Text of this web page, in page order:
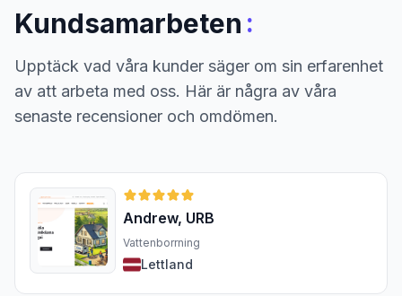
Kundsamarbeten :
Upptäck vad våra kunder säger om sin erfarenhet
av att arbeta med oss. Här är några av våra
senaste recensioner och omdömen.
Andrew, URB
Vattenborrning
Lettland